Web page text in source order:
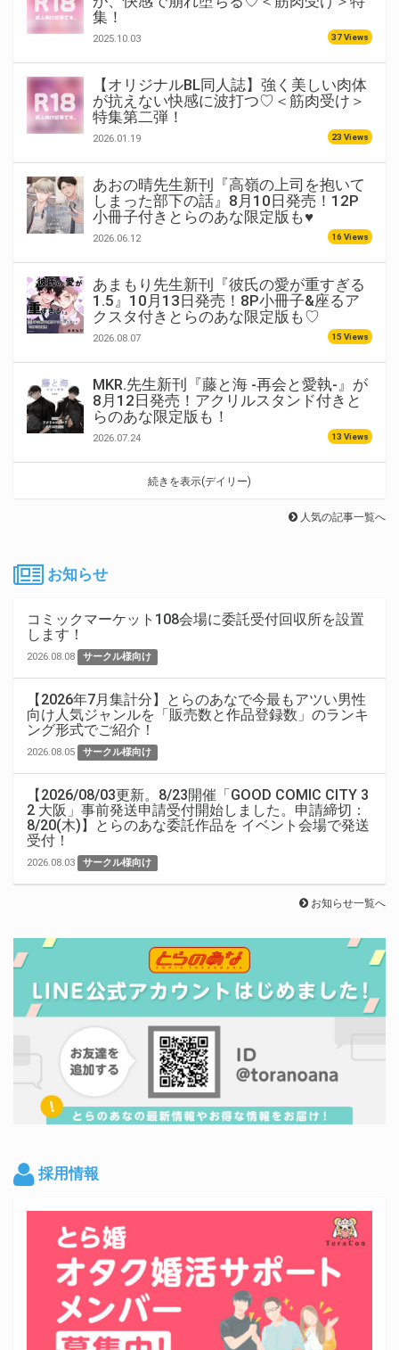
集！
2025.10.03 37 Views
【オリジナルBL同人誌】強く美しい肉体
が抗えない快感に波打つ♡＜筋肉受け＞
特集第二弾！
2026.01.19 23 Views
あおの晴先生新刊『高嶺の上司を抱いて
しまった部下の話』8月10日発売！12P
小冊子付きとらのあな限定版も♥
2026.06.12 16 Views
あまもり先生新刊『彼氏の愛が重すぎる
1.5』10月13日発売！8P小冊子&座るア
クスタ付きとらのあな限定版も♡
2026.08.07 15 Views
MKR.先生新刊『藤と海 -再会と愛執-』が
8月12日発売！アクリルスタンド付きと
らのあな限定版も！
2026.07.24 13 Views
続きを表示(デイリー)
人気の記事一覧へ
お知らせ
コミックマーケット108会場に委託受付回収所を設置
します！
2026.08.08 サークル様向け
【2026年7月集計分】とらのあなで今最もアツい男性
向け人気ジャンルを「販売数と作品登録数」のランキ
ング形式でご紹介！
2026.08.05 サークル様向け
【2026/08/03更新。8/23開催「GOOD COMIC CITY 3
2 大阪」事前発送申請受付開始しました。申請締切：
8/20(木)】とらのあな委託作品を イベント会場で発送
受付！
2026.08.03 サークル様向け
お知らせ一覧へ
採用情報